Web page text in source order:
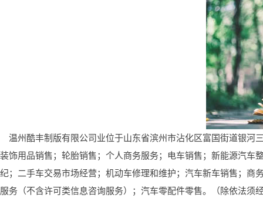
温州酷丰制版有限公司业位于山东省滨州市沾化区富国街道银河
装饰用品销售；轮胎销售；个人商务服务；电车销售；新能源汽
纪；二手车交易市场经营；机动车修理和维护；汽车新车销售；
服务（不含许可类信息咨询服务）；汽车零配件零售。（除依法须